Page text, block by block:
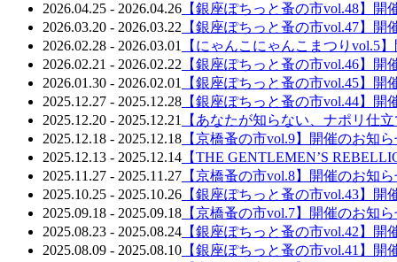
2026.04.25 - 2026.04.26 【銀座ぽちっと蚤の市vol.48】開
2026.03.20 - 2026.03.22 【銀座ぽちっと蚤の市vol.47】開
2026.02.28 - 2026.03.01
【にゃんこにゃんこまつりvol.5
2026.02.21 - 2026.02.22 【銀座ぽちっと蚤の市vol.46】開
2026.01.30 - 2026.02.01
【銀座ぽちっと蚤の市vol.45】開
2025.12.27 - 2025.12.28 【銀座ぽちっと蚤の市vol.44】開
2025.12.20 - 2025.12.21
【あなたが知らない、ナポリ仕
2025.12.18 - 2025.12.18 【京橋蚤の市vol.9】開催のお知
2025.12.13 - 2025.12.14 【THE GENTLEMEN’S
2025.11.27 - 2025.11.27 【京橋蚤の市vol.8】開催のお知
2025.10.25 - 2025.10.26 【銀座ぽちっと蚤の市vol.43】開
2025.09.18 - 2025.09.18 【京橋蚤の市vol.7】開催のお知
2025.08.23 - 2025.08.24 【銀座ぽちっと蚤の市vol.42】開
2025.08.09 - 2025.08.10 【銀座ぽちっと蚤の市vol.41】開